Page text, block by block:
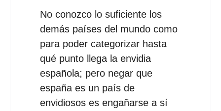
No conozco lo suficiente los
demás países del mundo como
para poder categorizar hasta
qué punto llega la envidia
española; pero negar que
españa es un país de
envidiosos es engañarse a sí